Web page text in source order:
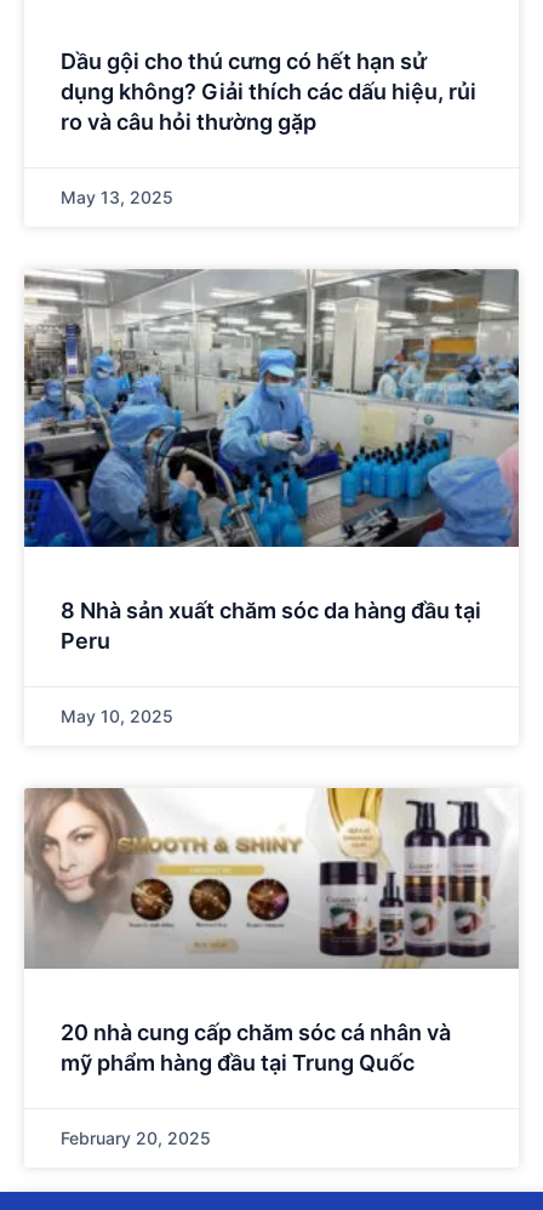
Dầu gội cho thú cưng có hết hạn sử
dụng không? Giải thích các dấu hiệu, rủi
ro và câu hỏi thường gặp
May 13, 2025
8 Nhà sản xuất chăm sóc da hàng đầu tại
Peru
May 10, 2025
20 nhà cung cấp chăm sóc cá nhân và
mỹ phẩm hàng đầu tại Trung Quốc
February 20, 2025